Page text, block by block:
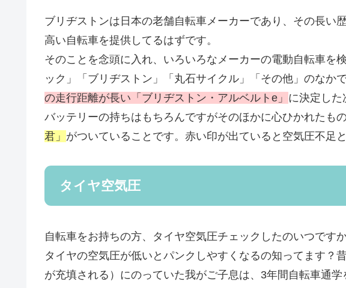
ブリヂストンは日本の老舗自転車メーカーであり、その長い
高い自転車を提供してるはずです。
そのことを念頭に入れ、いろいろなメーカーの電動自転車を
ック」「ブリヂストン」「丸石サイクル」「その他」のなかで
の走行距離が長い「ブリヂストン・アルベルトe」 に決定した
バッテリーの持ちはもちろんですがそのほかに心ひかれたも
君」 がついていることです。赤い印が出ていると空気圧不足
タイヤ空気圧
自転車をお持ちの方、タイヤ空気圧チェックしたのいつです
タイヤの空気圧が低いとパンクしやすくなるの知ってます？
が充填される）にのっていた我がご子息は、3年間自転車通